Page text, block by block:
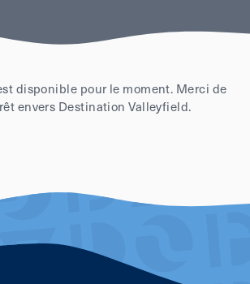
disponible pour le moment. Merci de
envers Destination Valleyfield.